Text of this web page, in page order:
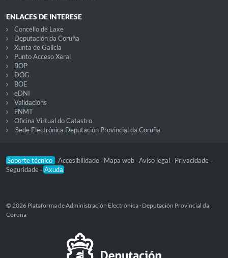
ENLACES DE INTERESE
Concello de Laxe
Deputación da Coruña
Xunta de Galicia
Punto Acceso Xeral
BOP
DOG
BOE
eDNI
Validacións
FNMT
Oficina Virtual do Catastro
Sede Electrónica Deputación Provincial da Coruña
Soporte técnico -Accesibilidade - Mapa web -Aviso legal - Privacidade -
Seguridade - Axuda
© 2026 Plataforma de Administración Electrónica · Deputación Provincial da
Coruña